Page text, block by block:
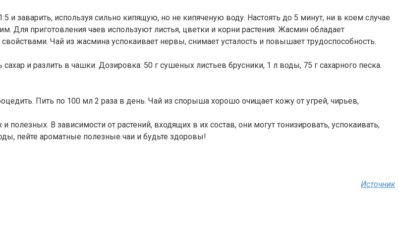
и заварить, используя сильно кипящую, но не кипяченую воду. Настоять до 5 минут, ни в коем случае
Для приготовления чаев используют листья, цветки и корни растения. Жасмин обладает
Чай из жасмина успокаивает нервы, снимает усталость и повышает трудоспособность.
и разлить в чашки. Дозировка: 50 г сушеных листьев брусники, 1 л воды, 75 г сахарного песка.
Пить по 100 мл 2 раза в день. Чай из спорыша хорошо очищает кожу от угрей, чирьев,
В зависимости от растений, входящих в их состав, они могут тонизировать, успокаивать,
пейте ароматные полезные чаи и будьте здоровы!
Источник